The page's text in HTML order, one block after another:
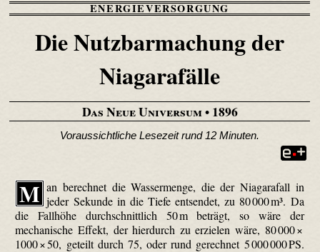
ENERGIEVERSORGUNG
Die Nutzbarmachung der
Niagarafälle
Das Neue Universum• 1896
Voraussichtliche Lesezeit rund 12 Minuten.
M an berechnet die Wassermenge, die der Niagarafall in
jeder Sekunde in die Tiefe entsendet, zu 80 000 m³. Da
die Fallhöhe durchschnittlich 50 m beträgt, so wäre der
mechanische Effekt, der hierdurch zu erzielen wäre, 80 000 ×
1000 ×50, geteilt durch 75, oder rund gerechnet 5 000 000 PS.